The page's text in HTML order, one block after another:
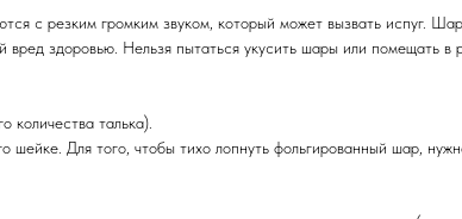
с резким громким звуком, который может вызвать испуг.
здоровью. Нельзя пытаться укусить шары или помещать в
количества талька).
Для того, чтобы тихо лопнуть фольгированный шар,